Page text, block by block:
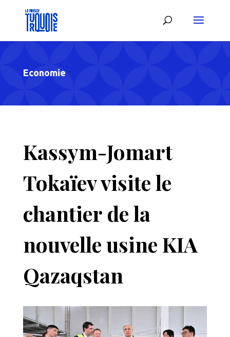
Economie
Kassym-Jomart
Tokaïev visite le
chantier de la
nouvelle usine KIA
Qazaqstan